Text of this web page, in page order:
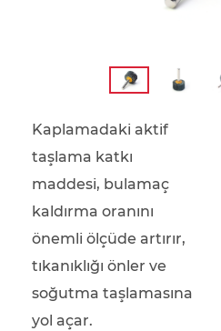
Kaplamadaki aktif
taşlama katkı
maddesi, bulamaç
kaldırma oranını
önemli ölçüde artırır,
tıkanıklığı önler ve
soğutma taşlamasına
yol açar.